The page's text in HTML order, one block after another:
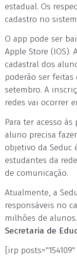
estadual. Os
cadastro no
O app pode ser
Apple Store (IOS).
cadastral dos
poderão ser feitas
setembro. A
redes vai ocorrer
Para ter acesso
aluno precisa
objetivo da Seduc
estudantes da
de comunicação.
Atualmente, a
responsáveis no
milhões de alunos.
Secretaria de
[irp posts="154109" ]